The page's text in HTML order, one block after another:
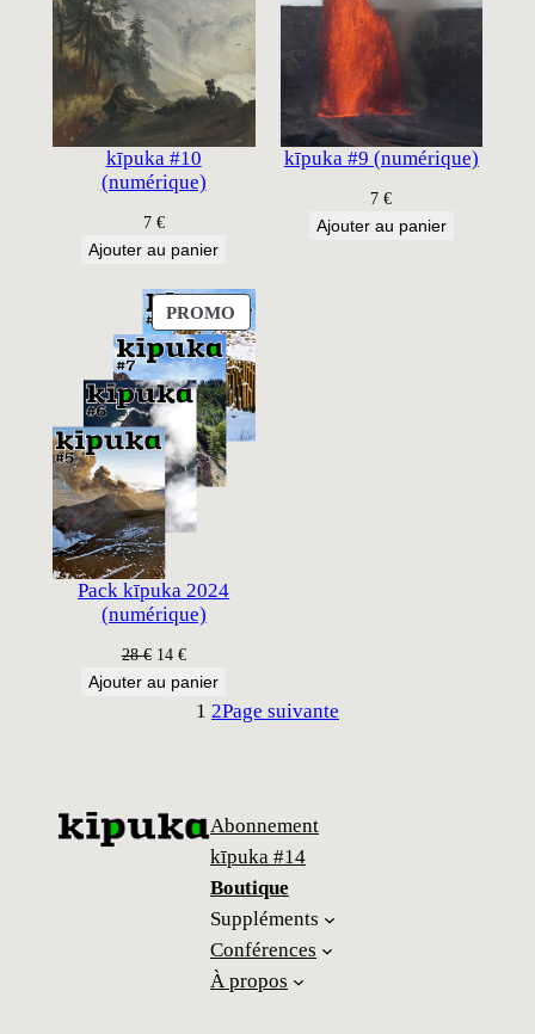
kīpuka #10
(numérique)
7 €
Ajouter au panier
kīpuka #9 (numérique)
7€
Ajouter au panier
PROMO PRODUIT
EN
PROMOTION
Pack kīpuka 2024
(numérique)
28€ Le
prix
14 €Le
prix
actuel
Ajouter au panier
1 2Page suivante
Abonnement
kīpuka #14
Boutique
Suppléments
Conférences
À propos